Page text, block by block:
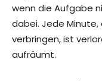
wenn die Aufgabe
dabei. Jede
verbringen, ist
aufräumt.